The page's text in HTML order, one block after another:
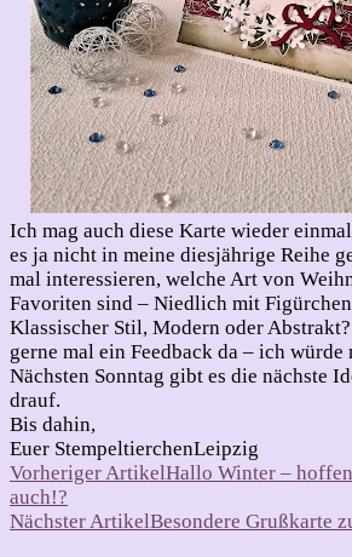
Ich mag auch diese Karte wieder
es ja nicht in meine diesjährige Reihe
mal interessieren, welche Art von
Favoriten sind – Niedlich mit
Klassischer Stil, Modern oder
gerne mal ein Feedback da – ich würde
Nächsten Sonntag gibt es die nächste
drauf.
Bis dahin,
Euer StempeltierchenLeipzig
Beitragsnavigation
Vorheriger ArtikelHallo Winter –
auch!?
Nächster ArtikelBesondere Grußkarte